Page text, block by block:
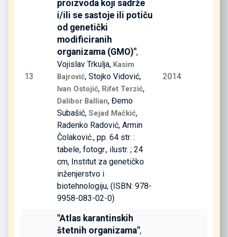
13
proizvoda koji sadrže
i/ili se sastoje ili potiču
od genetički
modificiranih
organizama (GMO)",
Vojislav Trkulja, Kasim
Bajrović, Stojko Vidović,
Ivan Ostojić, Rifet Terzić,
Dalibor Ballian, Đemo
Subašić, Sejad Mačkić,
Radenko Radović, Armin
Čolaković., pp. 64 str. :
tabele, fotogr., ilustr. ; 24
cm, Institut za genetičko
inženjerstvo i
biotehnologiju, (ISBN: 978-
9958-083-02-0)
2014
"Atlas karantinskih
štetnih organizama",